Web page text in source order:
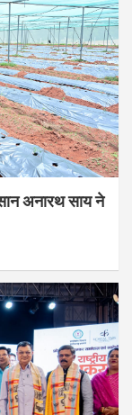
अनारथ साय ने